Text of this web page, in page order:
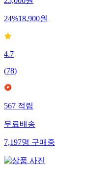
25,000원
24%18,900원
4.7
(78)
567적립
무료배송
7,197명구매중